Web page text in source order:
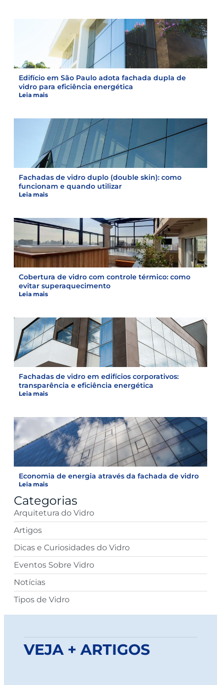
Edifício em São Paulo adota fachada dupla de
vidro para eficiência energética
Leia mais
Fachadas de vidro duplo (double skin): como
funcionam e quando utilizar
Leia mais
Cobertura de vidro com controle térmico: como
evitar superaquecimento
Leia mais
Fachadas de vidro em edifícios corporativos:
transparência e eficiência energética
Leia mais
Economia de energia através da fachada de vidro
Leia mais
Categorias
Arquitetura do Vidro
Artigos
Dicas e Curiosidades do Vidro
Eventos Sobre Vidro
Notícias
Tipos de Vidro
VEJA + ARTIGOS